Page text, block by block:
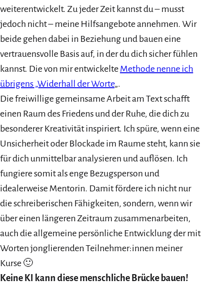
weiterentwickelt. Zu jeder Zeit kannst du – musst
jedoch nicht – meine Hilfsangebote annehmen. Wir
beide gehen dabei in Beziehung und bauen eine
vertrauensvolle Basis auf, in der du dich sicher fühlen
kannst. Die von mir entwickelte Methode nenne ich
übrigens „Widerhall der Worte„.
Die freiwillige gemeinsame Arbeit am Text schafft
einen Raum des Friedens und der Ruhe, die dich zu
besonderer Kreativität inspiriert. Ich spüre, wenn eine
Unsicherheit oder Blockade im Raume steht, kann sie
für dich unmittelbar analysieren und auflösen. Ich
fungiere somit als enge Bezugsperson und
idealerweise Mentorin. Damit fördere ich nicht nur
die schreiberischen Fähigkeiten, sondern, wenn wir
über einen längeren Zeitraum zusammenarbeiten,
auch die allgemeine persönliche Entwicklung der mit
Worten jonglierenden Teilnehmer:innen meiner
Kurse 🙂
Keine KI kann diese menschliche Brücke bauen!